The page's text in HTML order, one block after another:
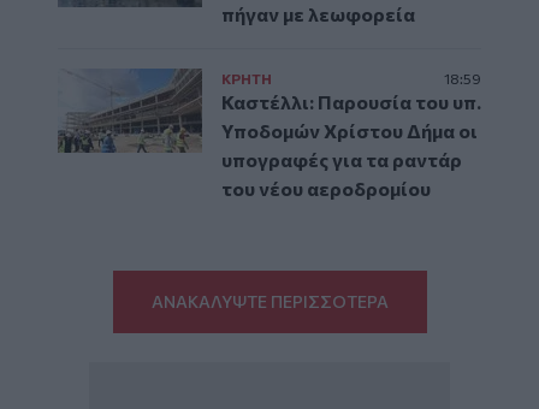
πήγαν με λεωφορεία
ΚΡΗΤΗ 18:59
Καστέλλι: Παρουσία του υπ.
Υποδομών Χρίστου Δήμα οι
υπογραφές για τα ραντάρ
του νέου αεροδρομίου
ΑΝΑΚΑΛΥΨΤΕ ΠΕΡΙΣΣΟΤΕΡΑ